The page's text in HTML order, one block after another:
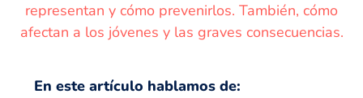
representan y cómo prevenirlos. También, cómo
afectan a los jóvenes y las graves consecuencias.
En este artículo hablamos de: